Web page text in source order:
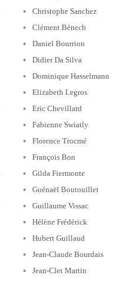
Christophe Sanchez
Clément Bénech
Daniel Bourrion
Didier Da Silva
Dominique Hasselmann
Elizabeth Legros
Eric Chevillard
Fabienne Swiatly
Florence Trocmé
François Bon
Gilda Fiermonte
Guénaël Boutouillet
Guillaume Vissac
Hélène Frédérick
Hubert Guillaud
Jean-Claude Bourdais
Jean-Clet Martin